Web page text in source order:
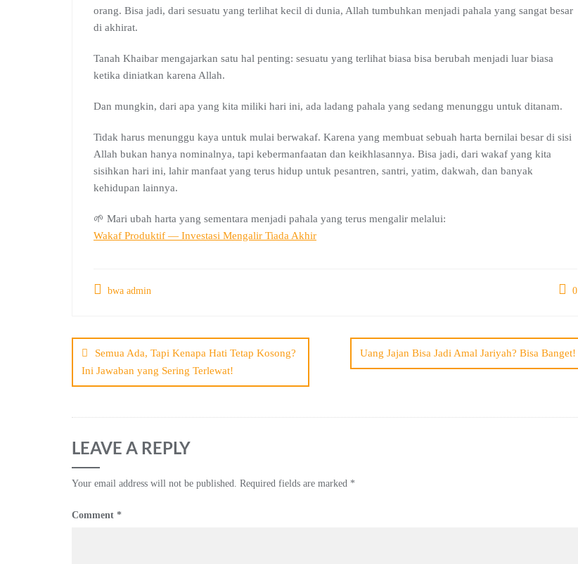
orang. Bisa jadi, dari sesuatu yang terlihat kecil di dunia, Allah tumbuhkan menjadi pahala yang sangat besar
di akhirat.
Tanah Khaibar mengajarkan satu hal penting: sesuatu yang terlihat biasa bisa berubah menjadi luar biasa
ketika diniatkan karena Allah.
Dan mungkin, dari apa yang kita miliki hari ini, ada ladang pahala yang sedang menunggu untuk ditanam.
Tidak harus menunggu kaya untuk mulai berwakaf. Karena yang membuat sebuah harta bernilai besar di sisi
Allah bukan hanya nominalnya, tapi kebermanfaatan dan keikhlasannya. Bisa jadi, dari wakaf yang kita
sisihkan hari ini, lahir manfaat yang terus hidup untuk pesantren, santri, yatim, dakwah, dan banyak
kehidupan lainnya.
🌱 Mari ubah harta yang sementara menjadi pahala yang terus mengalir melalui:
Wakaf Produktif — Investasi Mengalir Tiada Akhir
bwa admin 0
Post
navigation
Semua Ada, Tapi Kenapa Hati Tetap Kosong?
Ini Jawaban yang Sering Terlewat!
Uang Jajan Bisa Jadi Amal Jariyah? Bisa Banget!
LEAVE A REPLY
Your email address will not be published. Required fields are marked *
Comment *